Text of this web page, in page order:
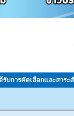
บการคัดเลือกและสาร